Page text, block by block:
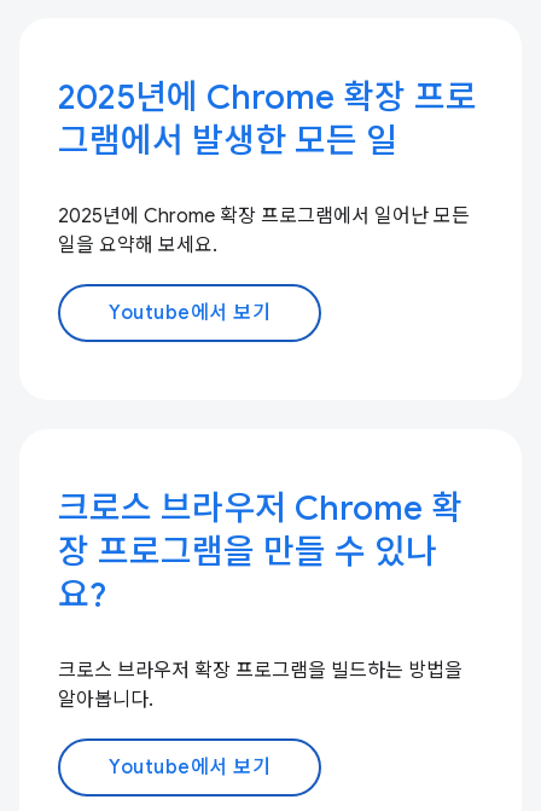
2025년에 Chrome 확장 프로
그램에서 발생한 모든 일
2025년에 Chrome 확장 프로그램에서 일어난 모든
일을 요약해 보세요.
Youtube에서 보기
크로스 브라우저 Chrome 확
장 프로그램을 만들 수 있나
요?
크로스 브라우저 확장 프로그램을 빌드하는 방법을
알아봅니다.
Youtube에서 보기